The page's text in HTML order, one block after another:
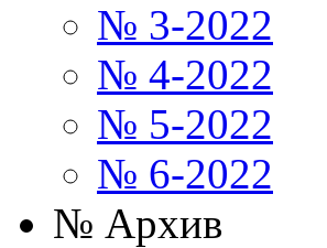
№ 3-2022
№ 4-2022
№ 5-2022
№ 6-2022
№ Архив